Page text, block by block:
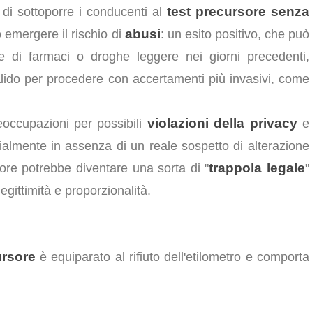
sottoporre i conducenti al test precursore senza
emergere il rischio di abusi: un esito positivo, che può
di farmaci o droghe leggere nei giorni precedenti,
per procedere con accertamenti più invasivi, come
per possibili violazioni della privacye
in assenza di un reale sospetto di alterazione
potrebbe diventare una sorta di "trappola legale"
e proporzionalità.
è equiparato al rifiuto dell'etilometro e comporta